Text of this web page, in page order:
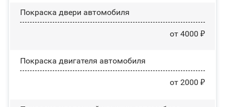
Покраска двери автомобиля
от 4000 ₽
Покраска двигателя автомобиля
от 2000 ₽